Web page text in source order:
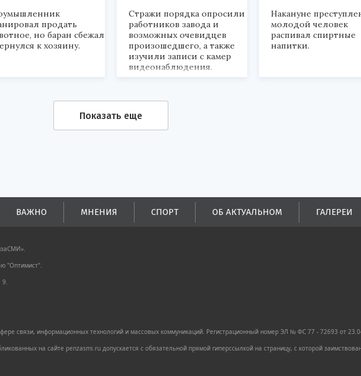
продать
но баран сбежал
к хозяину.
Стражи порядка опросили
работников завода и
возможных очевидцев
произошедшего, а также
изучили записи с камер
видеонаблюдения.
Накануне
молодой человек
распивал спиртные
напитки.
Показать еще
ВАЖНО МНЕНИЯ СПОРТ ОБ АКТУАЛЬНОМ ГАЛЕРЕИ
"Оптимист".
9.
связи, информационных технологий и массовых коммуникаций. Регистрационный номер ЭЛ № ФС 77 - 72693 от
на сайте penzasmi.ru допускается с обязательной прямой гиперссылкой на страницу, с которой